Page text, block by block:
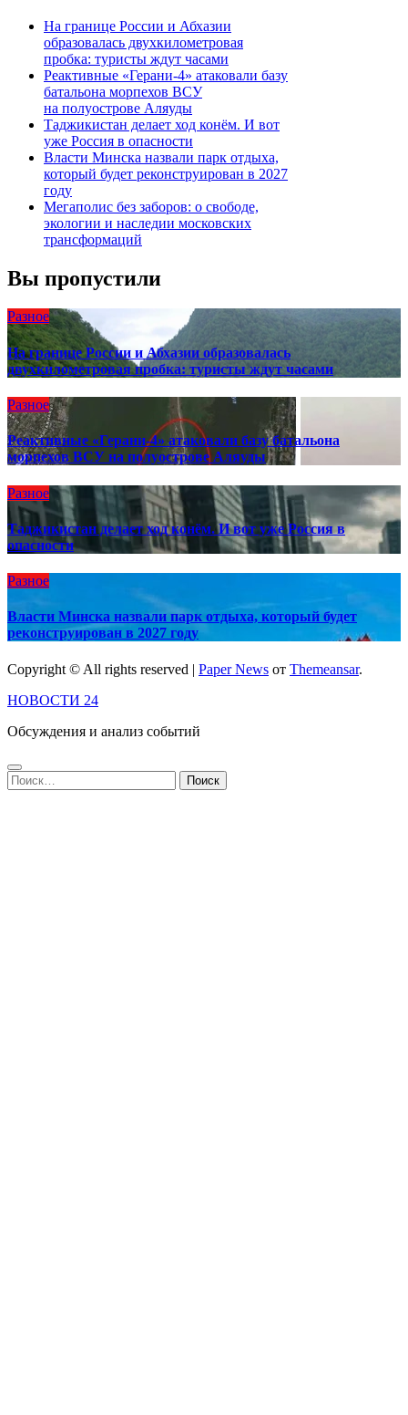
На границе России и Абхазии
образовалась двухкилометровая
пробка: туристы ждут часами
Реактивные «Герани-4» атаковали базу
батальона морпехов ВСУ
на полуострове Аляуды
Таджикистан делает ход конём. И вот
уже Россия в опасности
Власти Минска назвали парк отдыха,
который будет реконструирован в 2027
году
Мегаполис без заборов: о свободе,
экологии и наследии московских
трансформаций
Вы пропустили
Разное
На границе России и Абхазии образовалась
двухкилометровая пробка: туристы ждут часами
Разное
Реактивные «Герани-4» атаковали базу батальона
морпехов ВСУ на полуострове Аляуды
Разное
Таджикистан делает ход конём. И вот уже Россия в
опасности
Разное
Власти Минска назвали парк отдыха, который будет
реконструирован в 2027 году
Copyright © All rights reserved | Paper News от Themeansar.
НОВОСТИ 24
Обсуждения и анализ событий
Найти: